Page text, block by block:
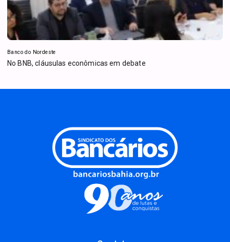
Banco do Nordeste
No BNB, cláusulas econômicas em debate